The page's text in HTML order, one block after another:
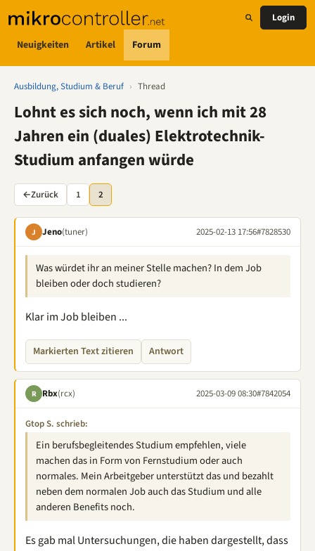
Neuigkeiten Artikel Forum
Login
Ausbildung, Studium & Beruf › Thread
Lohnt es sich noch, wenn ich mit 28
Jahren ein (duales) Elektrotechnik-
Studium anfangen würde
←Zurück 1 2
J Jeno(tuner) 2025-02-13 17:56#7828530
Was würdet ihr an meiner Stelle machen? In dem Job
bleiben oder doch studieren?
Klar im Job bleiben ...
Markierten Text zitieren Antwort
R Rbx(rcx) 2025-03-09 08:30#7842054
Gtop S. schrieb:
Ein berufsbegleitendes Studium empfehlen, viele
machen das in Form von Fernstudium oder auch
normales. Mein Arbeitgeber unterstützt das und bezahlt
neben dem normalen Job auch das Studium und alle
anderen Benefits noch.
Es gab mal Untersuchungen, die haben dargestellt, dass